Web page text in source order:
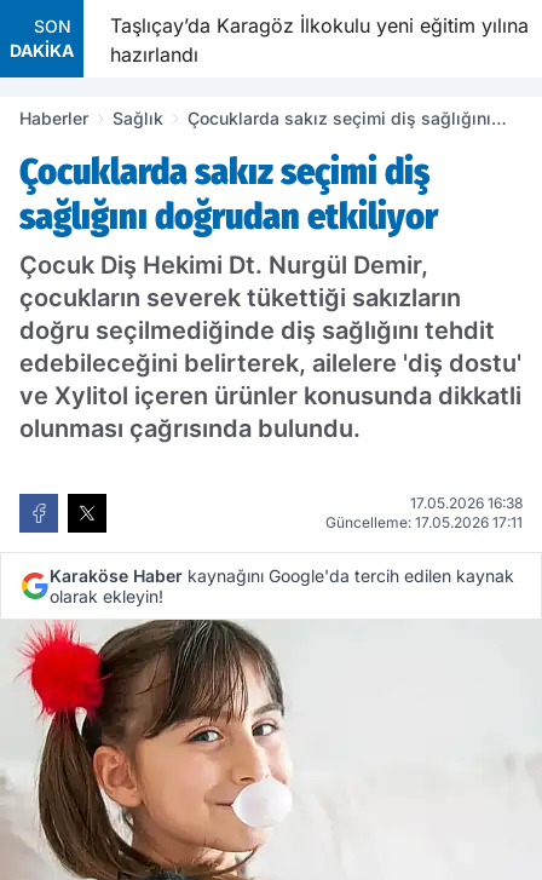
SON
DAKİKA
Taşlıçay’da Karagöz İlkokulu yeni eğitim yılına
hazırlandı
Haberler Sağlık
Çocuklarda sakız seçimi diş sağlığını
Çocuklarda sakız seçimi diş
sağlığını doğrudan etkiliyor
Çocuk Diş Hekimi Dt. Nurgül Demir,
çocukların severek tükettiği sakızların
doğru seçilmediğinde diş sağlığını tehdit
edebileceğini belirterek, ailelere 'diş dostu'
ve Xylitol içeren ürünler konusunda dikkatli
olunması çağrısında bulundu.
17.05.2026 16:38
Güncelleme: 17.05.2026 17:11
Karaköse Haber kaynağını Google'da tercih edilen kaynak
olarak ekleyin!